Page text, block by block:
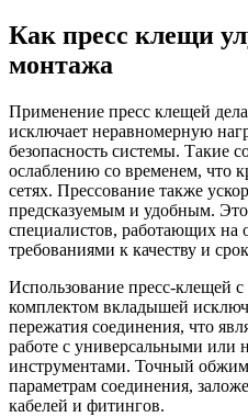
Как пресс клещи
монтажа
Применение пресс клещей
исключает неравномерную
безопасность системы. Такие
ослаблению со временем, что
сетях. Прессование также
предсказуемым и удобным.
специалистов, работающих на
требованиями к качеству и
Использование пресс-клещей
комплектом вкладышей
пережатия соединения, что
работе с универсальными или
инструментами. Точный обжим
параметрам соединения,
кабелей и фитингов.